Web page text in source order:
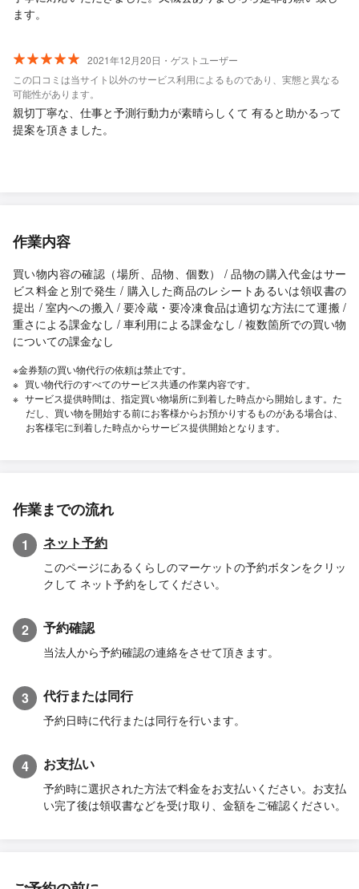
ます。
2021年12月20日・ゲストユーザー
この口コミは当サイト以外のサービス利用によるものであり、実態と異なる
可能性があります。
親切丁寧な、仕事と予測行動力が素晴らしくて 有ると助かるって
提案を頂きました。
作業内容
買い物内容の確認（場所、品物、個数） / 品物の購入代金はサー
ビス料金と別で発生 / 購入した商品のレシートあるいは領収書の
提出 / 室内への搬入 / 要冷蔵・要冷凍食品は適切な方法にて運搬 /
重さによる課金なし / 車利用による課金なし / 複数箇所での買い物
についての課金なし
※金券類の買い物代行の依頼は禁止です。
買い物代行のすべてのサービス共通の作業内容です。
サービス提供時間は、指定買い物場所に到着した時点から開始します。た
だし、買い物を開始する前にお客様からお預かりするものがある場合は、
お客様宅に到着した時点からサービス提供開始となります。
作業までの流れ
1 ネット予約
このページにあるくらしのマーケットの予約ボタンをクリッ
クして ネット予約をしてください。
2 予約確認
当法人から予約確認の連絡をさせて頂きます。
3 代行または同行
予約日時に代行または同行を行います。
4 お支払い
予約時に選択された方法で料金をお支払いください。お支払
い完了後は領収書などを受け取り、金額をご確認ください。